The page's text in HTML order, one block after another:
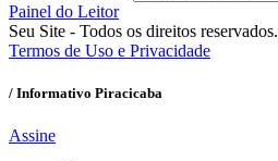
Painel do Leitor
Seu Site - Todos os direitos reservados.
Termos de Uso e Privacidade
/ Informativo Piracicaba
Assine